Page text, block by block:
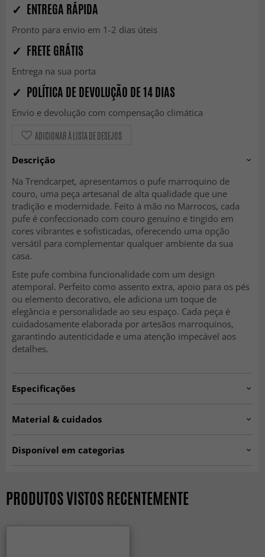
✓ ENTREGA RÁPIDA
Pronto para envio em 1-2 dias úteis
✓ FRETE GRÁTIS
Entrega na sua porta
✓ POLÍTICA DE DEVOLUÇÃO DE 14 DIAS
Envio e devolução com compensação climática
ADICIONAR À LISTA DE DESEJOS
Descrição
Na Trendcarpet, apresentamos o pufe marroquino de
couro, uma peça artesanal de alta qualidade que une
tradição e modernidade. Feito à mão no Marrocos, cada
pufe é confeccionado com couro genuíno e tingido em
cores vibrantes e sofisticadas, oferecendo uma opção
versátil para complementar qualquer ambiente da sua
casa.
Este pufe combina funcionalidade com um design
atemporal. Perfeito como assento extra, apoio para os pés
ou elemento decorativo, ele adiciona um toque de
elegância e personalidade ao seu espaço. Cada peça é
cuidadosamente elaborada por artesãos marroquinos,
garantindo autenticidade e uma atenção impecável aos
detalhes.
Especificações
Altura:30 cm
Material & cuidados
Origem:Marrocos
Disponível em categorias
PRODUTOS VISTOS RECENTEMENTE